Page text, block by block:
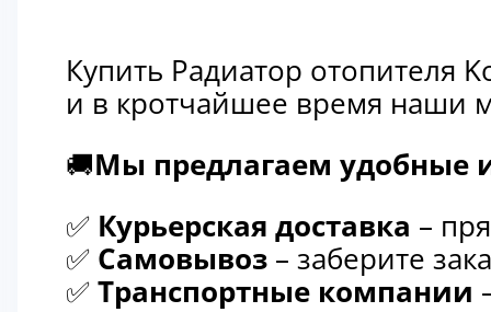
Купить Радиатор отопителя
и в кротчайшее время наши
🚚Мы предлагаем удобные
✅ Курьерская доставка –
✅ Самовывоз – заберите
✅ Транспортные компании